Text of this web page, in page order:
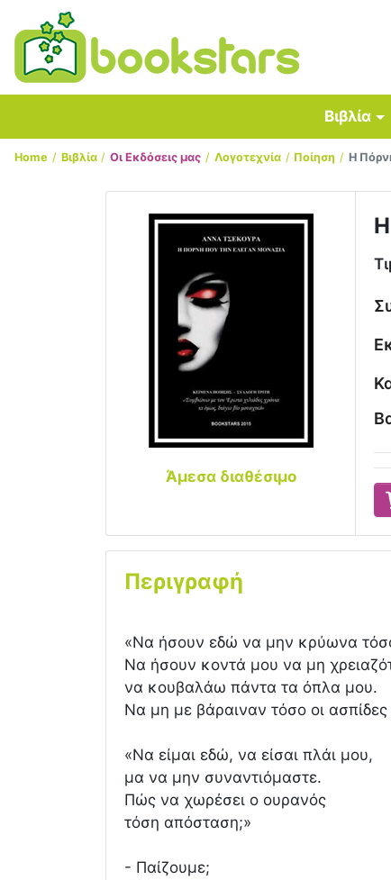
Βιβλία
Home Βιβλία Οι Εκδόσεις μας Λογοτεχνία Ποίηση Η
Άμεσα διαθέσιμο
Περιγραφή
«Να ήσουν εδώ να μην κρύωνα
Να ήσουν κοντά μου να μη
να κουβαλάω πάντα τα όπλα μου.
Να μη με βάραιναν τόσο οι
«Να είμαι εδώ, να είσαι πλάι μου,
μα να μην συναντιόμαστε.
Πώς να χωρέσει ο ουρανός
τόση απόσταση;»
- Παίζουμε;